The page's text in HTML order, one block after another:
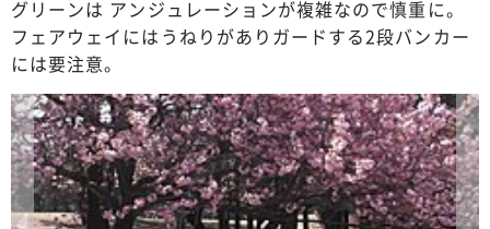
グリーンは アンジュレーションが複雑なので慎重に。
フェアウェイにはうねりがありガードする2段バンカー
には要注意。